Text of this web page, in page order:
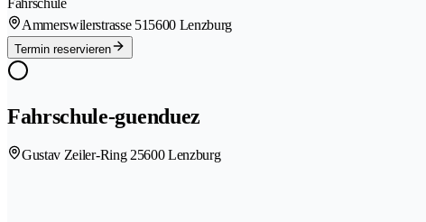
Ammerswilerstrasse 515600 Lenzburg
Termin reservieren
Fahrschule-guenduez
Gustav Zeiler-Ring 25600 Lenzburg